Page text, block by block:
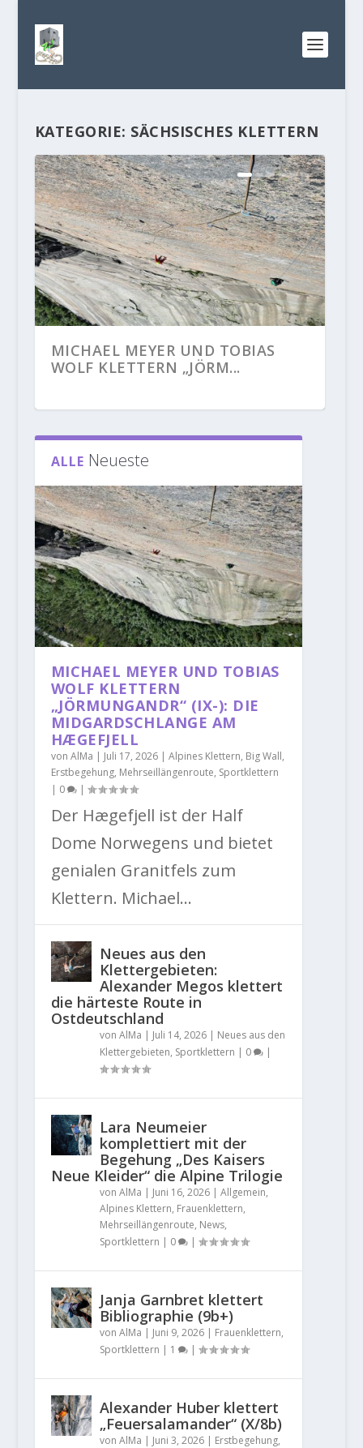
KATEGORIE: SÄCHSISCHES KLETTERN
MICHAEL MEYER UND TOBIAS
WOLF KLETTERN „JÖRM...
NEUES AUS DEN
KLETTERGEBIETEN: ALEXANDER
MEGOS KLE...
LARA NEUMEIER KOMPLETTIERT
MIT DER BEGEHUNG „...
JANJA GARNBRET KLETTERT
BIBLIOGRAPHIE (9B+)
ALEXANDER HUBER KLETTERT
„FEUERSALAMANDER...
MICHAELA KIERSCH KLETTERT
„DOLBY SURROUND...
ALLE Neueste
MICHAEL MEYER UND TOBIAS
WOLF KLETTERN
„JÖRMUNGANDR“ (IX-): DIE
MIDGARDSCHLANGE AM
HÆGEFJELL
von AlMa | Juli 17, 2026| Alpines Klettern, Big Wall,
Erstbegehung, Mehrseillängenroute, Sportklettern
| 0 |
Der Hægefjell ist der Half
Dome Norwegens und bietet
genialen Granitfels zum
Klettern. Michael...
Neues aus den
Klettergebieten:
Alexander Megos klettert
die härteste Route in
Ostdeutschland
von AlMa | Juli 14, 2026| Neues aus den
Klettergebieten, Sportklettern | 0 |
Lara Neumeier
komplettiert mit der
Begehung „Des Kaisers
Neue Kleider“ die Alpine Trilogie
von AlMa | Juni 16, 2026| Allgemein,
Alpines Klettern, Frauenklettern,
Mehrseillängenroute, News,
Sportklettern | 0 |
Janja Garnbret klettert
Bibliographie (9b+)
von AlMa | Juni 9, 2026| Frauenklettern,
Sportklettern | 1 |
Alexander Huber klettert
„Feuersalamander“ (X/8b)
von AlMa | Juni 3, 2026| Erstbegehung,